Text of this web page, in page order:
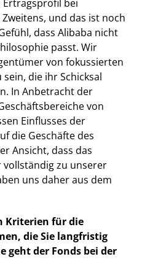
Ertragsprofil bei
und das ist noch
dass Alibaba nicht
passt. Wir
von fokussierten
die ihr Schicksal
In Anbetracht der
von
Einflusses der
die Geschäfte des
Ansicht, dass das
zu unserer
uns daher aus dem
Kriterien für die
die Sie langfristig
geht der Fonds bei der